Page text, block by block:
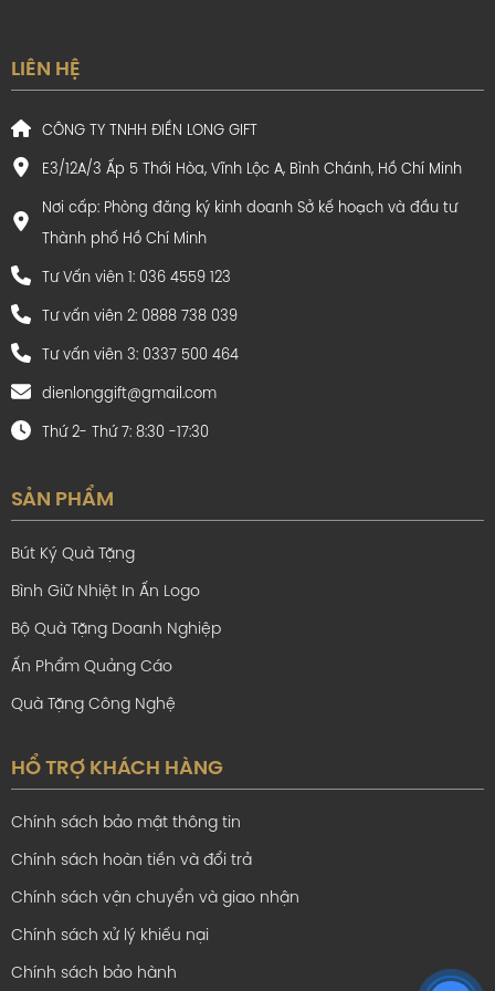
3. Về chất liệu sản xuất Bình
Giữ Nhiệt DLG La Emera
Black – Khắc/In theo yêu
LIÊN HỆ
CÔNG TY TNHH ĐIỀN LONG GIFT
E3/12A/3 Ấp 5 Thới Hòa, Vĩnh Lộc A, Bình Chánh, Hồ Chí Minh
Nơi cấp: Phòng đăng ký kinh doanh Sở kế hoạch và đầu tư
Thành phố Hồ Chí Minh
Tư Vấn viên 1: 036 4559 123
Tư vấn viên 2: 0888 738 039
Tư vấn viên 3: 0337 500 464
dienlonggift@gmail.com
Thứ 2- Thứ 7: 8:30 -17:30
SẢN PHẨM
Bút Ký Quà Tặng
Bình Giữ Nhiệt In Ấn Logo
Bộ Quà Tặng Doanh Nghiệp
Ấn Phẩm Quảng Cáo
Quà Tặng Công Nghệ
HỔ TRỢ KHÁCH HÀNG
Chính sách bảo mật thông tin
Chính sách hoàn tiền và đổi trả
Chính sách vận chuyển và giao nhận
Chính sách xử lý khiếu nại
Chính sách bảo hành